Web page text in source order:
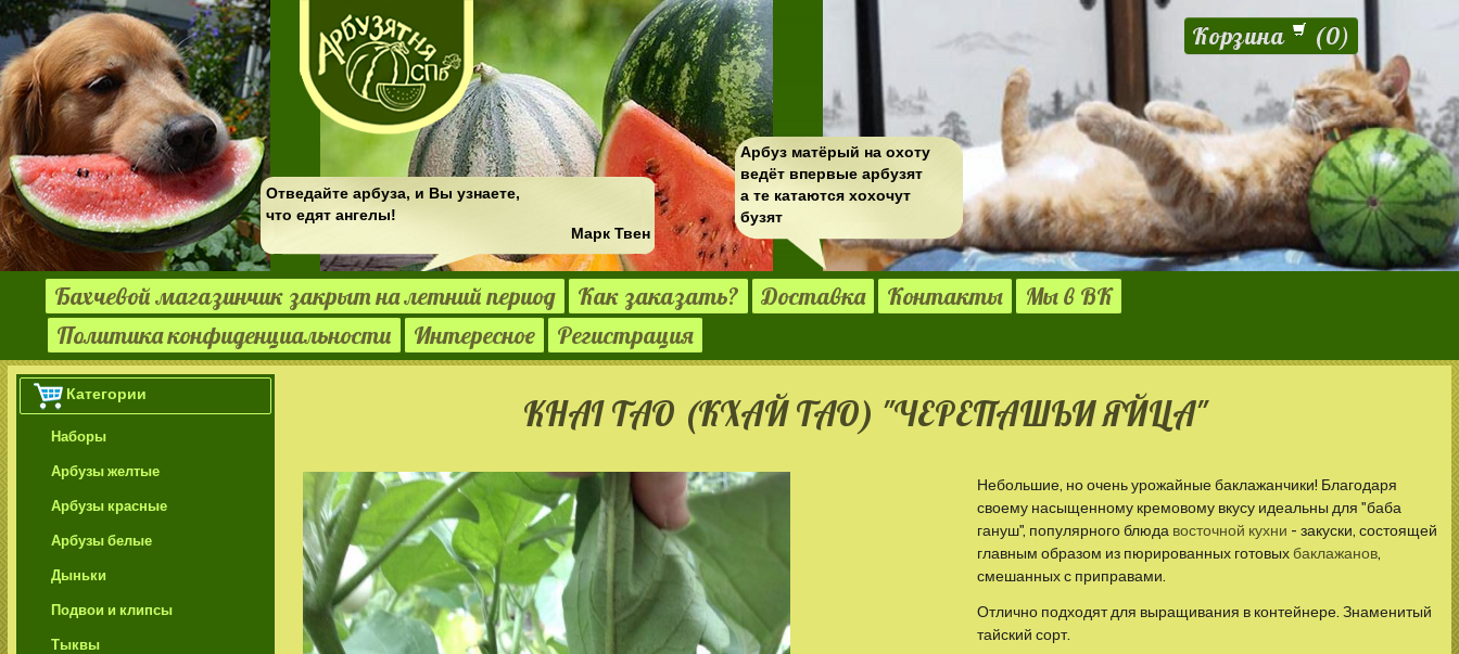
Арбуз матёрый на охоту
ведёт впервые арбузят
а те катаются хохочут
бузят
Отведайте арбуза, и Вы узнаете,
что едят ангелы!
Марк Твен
Корзина (0)
Бахчевой магазинчик закрыт на летний период Как заказать? Доставка Контакты
Мы в ВК
Политика конфиденциальности
Интересное Регистрация
Категории
Наборы
Арбузы желтые
Арбузы красные
Арбузы белые
Дыньки
Подвои и клипсы
Тыквы
KHAI TAO (КХАЙ ТАО) "ЧЕРЕПАШЬИ ЯЙЦА"
Небольшие, но очень урожайные баклажанчики! Благодаря
своему насыщенному кремовому вкусу идеальны для "баба
гануш", популярного блюда восточной кухни - закуски, состоящей
главным образом из пюрированных готовыхбаклажанов,
смешанных с приправами.
Отлично подходят для выращивания в контейнере. Знаменитый
тайский сорт.